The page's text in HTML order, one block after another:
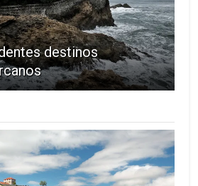
destinos